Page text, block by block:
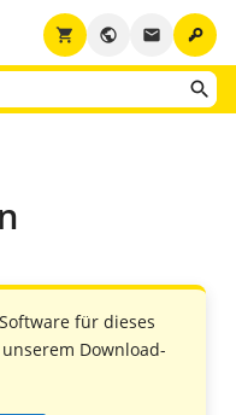
key
email
public
shopping_cart
für dieses
Download-